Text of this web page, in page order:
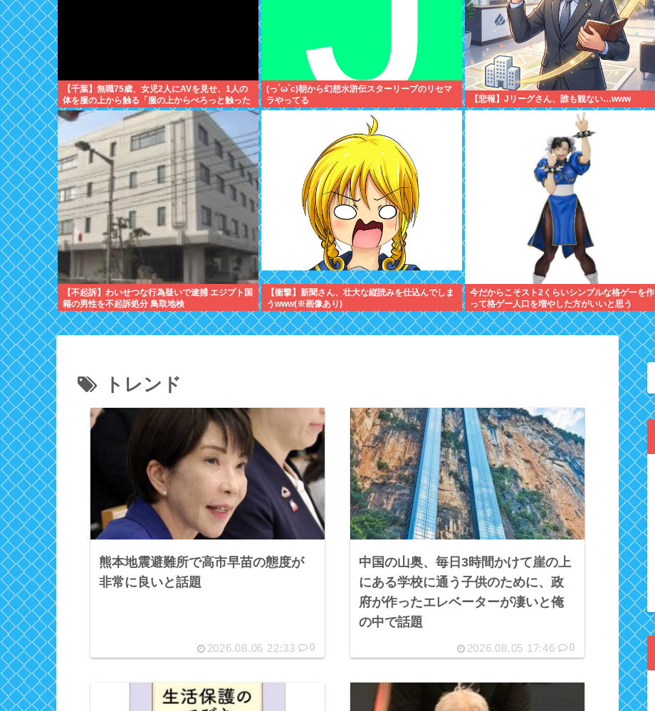
【千葉】無職75歳、女児2人にAVを見せ、1人の
体を服の上から触る「服の上からぺろっと触った
と思う」
(っ´ω`c)朝から幻想水滸伝スターリープのリセマ
ラやってる
【悲報】Jリーグさん、誰も観ない…www
【不起訴】わいせつな行為疑いで逮捕 エジプト国
籍の男性を不起訴処分 鳥取地検
【衝撃】新聞さん、壮大な縦読みを仕込んでしま
うwww(※画像あり)
今だからこそスト2くらいシンプルな格ゲーを作
って格ゲー人口を増やした方がいいと思う
トレンド
熊本地震避難所で高市早苗の態度が
非常に良いと話題
2026.08.06 22:33 0
中国の山奥、毎日3時間かけて崖の上
にある学校に通う子供のために、政
府が作ったエレベーターが凄いと俺
の中で話題
2026.08.05 17:46 0